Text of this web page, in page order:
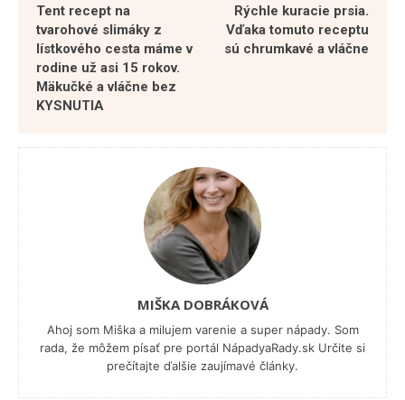
Tent recept na
tvarohové slimáky z
lístkového cesta máme v
rodine už asi 15 rokov.
Mäkučké a vláčne bez
KYSNUTIA
Rýchle kuracie prsia.
Vďaka tomuto receptu
sú chrumkavé a vláčne
MIŠKA DOBRÁKOVÁ
Ahoj som Miška a milujem varenie a super nápady. Som
rada, že môžem písať pre portál NápadyaRady.sk Určite si
prečítajte ďalšie zaujímavé články.